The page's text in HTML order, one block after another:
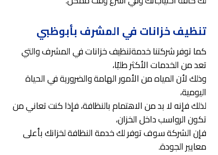
تنظيف خزانات في المشرف بأبوظبي
كما توفر شركتنا خدمةتنظيف خزانات في المشرف والتي
تعد من الخدمات الأكثر طلبًا،
وذلك لأن المياه من الأمور الهامة والضرورية في الحياة
اليومية،
لذلك فإنه لا بد من الاهتمام بالنظافة، فإذا كنت تعاني من
تكون الرواسب داخل الخزان،
فإن الشركة سوف توفر لك خدمة النظافة لخزانك بأعلى
معايير الجودة.